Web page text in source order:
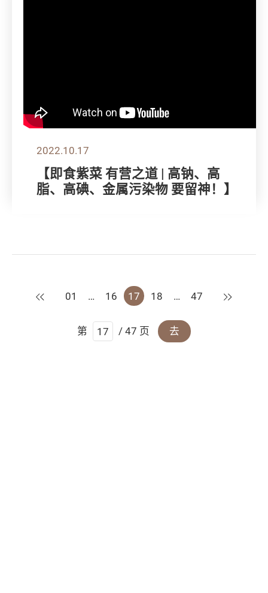
2022.10.17
【即食紫菜 有营之道 | 高钠、高
脂、高碘、金属污染物 要留神！】
上一页
01 … 16 17 18 … 47 下一页
第 / 47 页 去